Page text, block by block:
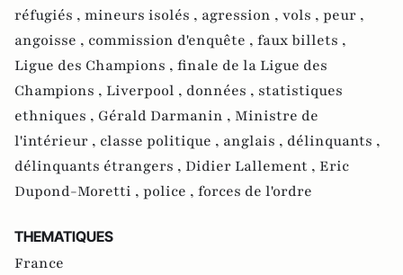
réfugiés , mineurs isolés , agression , vols , peur ,
angoisse , commission d'enquête , faux billets ,
Ligue des Champions , finale de la Ligue des
Champions , Liverpool , données , statistiques
ethniques , Gérald Darmanin , Ministre de
l'intérieur , classe politique , anglais , délinquants ,
délinquants étrangers , Didier Lallement , Eric
Dupond-Moretti , police , forces de l'ordre
THEMATIQUES
France